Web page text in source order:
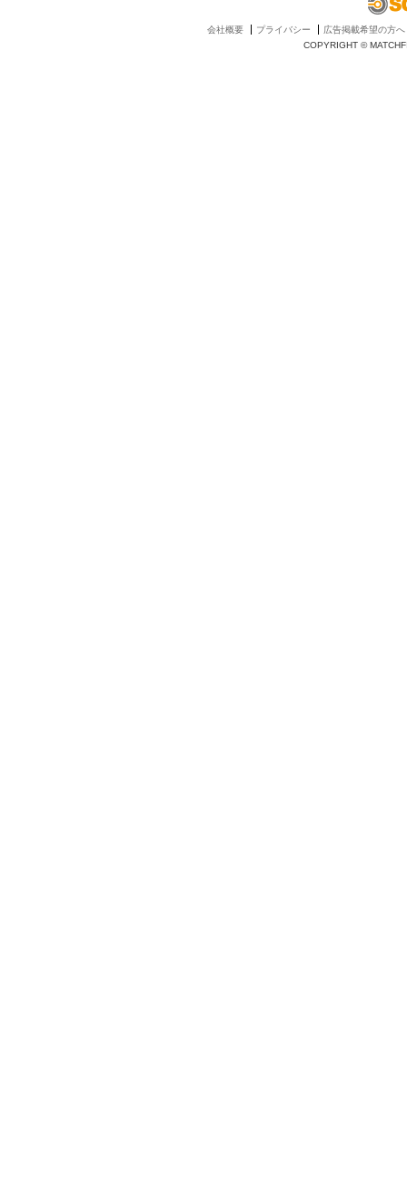
会社概要 プライバシー
広告掲載希望の方へ
COPYRIGHT ©